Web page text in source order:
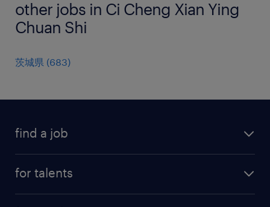
other jobs in Ci Cheng Xian Ying
Chuan Shi
茨城県 (683)
find a job
for talents